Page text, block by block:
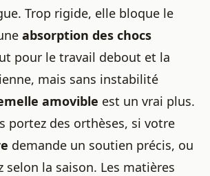
Trop rigide, elle bloque le
absorption des chocs
pour le travail debout et la
mais sans instabilité
amovible est un vrai plus.
portez des orthèses, si votre
demande un soutien précis, ou
selon la saison. Les matières